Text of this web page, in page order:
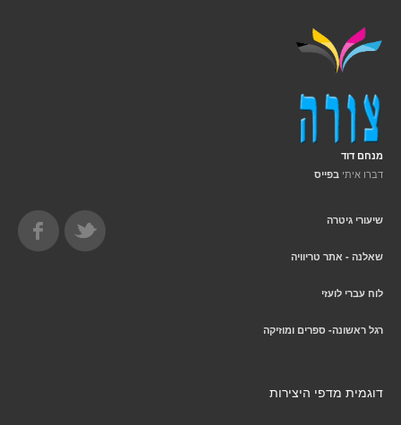
מנחם דוד
דברו איתי בפייס
שיעורי גיטרה
שאלנה - אתר טריוויה
לוח עברי לועזי
רגל ראשונה- ספרים ומוזיקה
דוגמית מדפי היצירות